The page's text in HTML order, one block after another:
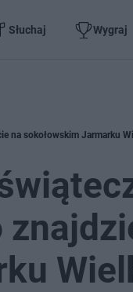
Słuchaj Wygraj
na sokołowskim Jarmarku